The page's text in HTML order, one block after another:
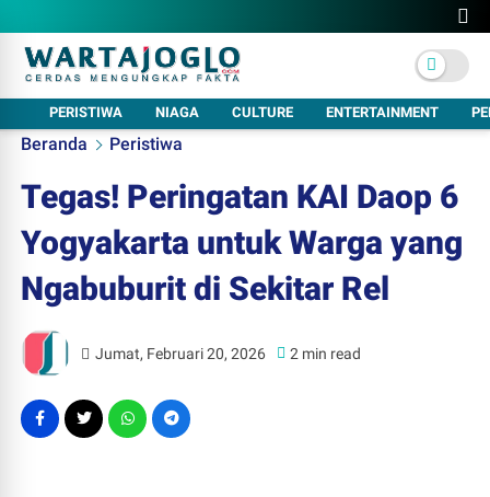
PERISTIWA NIAGA CULTURE ENTERTAINMENT
Beranda Peristiwa
Tegas! Peringatan KAI Daop 6
Yogyakarta untuk Warga yang
Ngabuburit di Sekitar Rel
Jumat, Februari 20, 2026 2 min read